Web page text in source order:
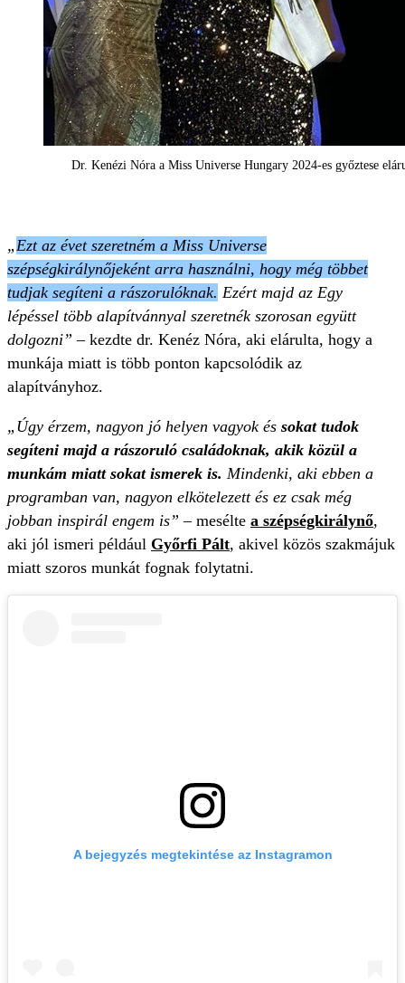
Dr. Kenézi Nóra a Miss Universe Hungary 2024-es győztese
„Ezt az évet szeretném a Miss Universe
szépségkirálynőjeként arra használni, hogy még többet
tudjak segíteni a rászorulóknak. Ezért majd az Egy
lépéssel több alapítvánnyal szeretnék szorosan együtt
dolgozni” – kezdte dr. Kenéz Nóra, aki elárulta, hogy a
munkája miatt is több ponton kapcsolódik az
alapítványhoz.
„Úgy érzem, nagyon jó helyen vagyok és sokat tudok
segíteni majd a rászoruló családoknak, akik közül a
munkám miatt sokat ismerek is. Mindenki, aki ebben a
programban van, nagyon elkötelezett és ez csak még
jobban inspirál engem is” – mesélte a szépségkirálynő,
aki jól ismeri például Győrfi Pált, akivel közös szakmájuk
miatt szoros munkát fognak folytatni.
A bejegyzés megtekintése az Instagramon